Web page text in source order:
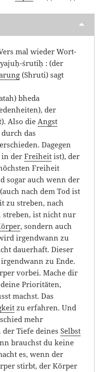
mal wieder Wort-
śrutiḥ : (der
(Shruti) sagt
bheda
der
Also dieAngst
das
Dagegen
in derFreiheit ist), der
Freiheit
sogar auch wenn der
nach dem Tod ist
zu streben, nach
streben, ist nicht nur
, sondern auch
irgendwann zu
dauerhaft. Dieser
zu Ende.
vorbei. Mache dir
Prioritäten,
machst. Das
zu erfahren. Und
mehr
Tiefe deinesSelbst
brauchst du keine
es, wenn der
stirbt, der Körper